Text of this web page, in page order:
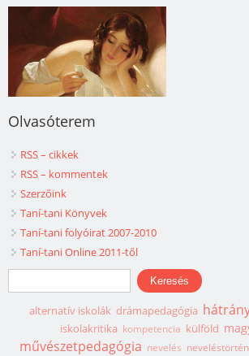
Olvasóterem
RSS – cikkek
RSS – kommentek
Szerzőink
Taní-tani Könyvek
Taní-tani folyóirat 2007-2010
Taní-tani Online 2011-től
Keresés űrlap
Keresés
alternatív iskolák drámapedagógia
iskolakritika kompetencia külföld
művészetpedagógia nevelés